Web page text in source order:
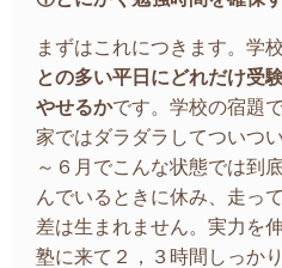
まずはこれにつきます。学
との多い平日にどれだけ受
やせるかです。学校の宿題
家ではダラダラしてついつ
～６月でこんな状態では到
んでいるときに休み、走っ
差は生まれません。実力を
塾に来て２，３時間しっか